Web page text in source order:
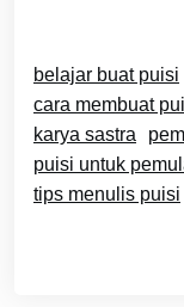
belajar buat puisi
cara membuat
karya sastra
puisi untuk
tips menulis puisi